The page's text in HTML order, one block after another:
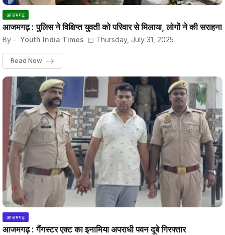
आजमगढ़
आजमगढ़ : पुलिस ने विक्षिप्त युवती को परिवार से मिलाया, लोगों ने की सराहना
By - Youth India Times Thursday, July 31, 2025
Read Now
आजमगढ़
आजमगढ़ : गैंगस्टर एक्ट का इनामिया अपराधी पवन दूबे गिरफ्तार